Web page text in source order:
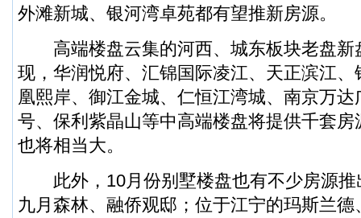
外滩新城、银河湾卓苑都有望推新房源。
高端楼盘云集的河西、城东板块老盘新
现，华润悦府、汇锦国际凌江、天正滨江
凰熙岸、御江金城、仁恒江湾城、南京万
号、保利紫晶山等中高端楼盘将提供千套
也将相当大。
此外，10月份别墅楼盘也有不少房源推
九月森林、融侨观邸；位于江宁的玛斯兰